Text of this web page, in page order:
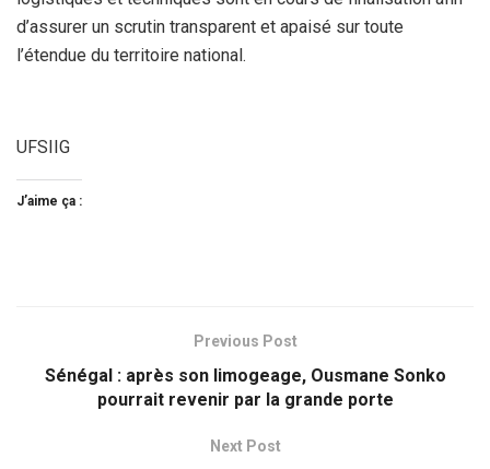
d’assurer un scrutin transparent et apaisé sur toute
l’étendue du territoire national.
UFSIIG
J’aime ça :
Previous Post
Sénégal : après son limogeage, Ousmane Sonko
pourrait revenir par la grande porte
Next Post